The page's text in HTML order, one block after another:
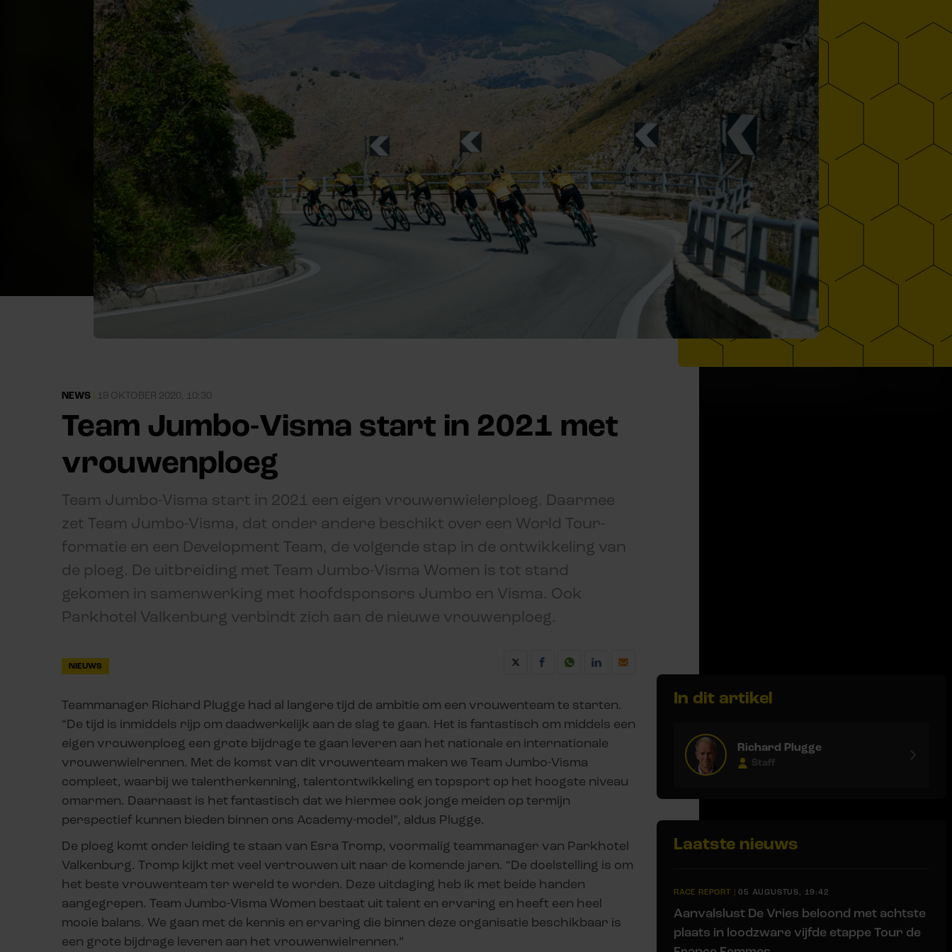
NEWS | 19 OKTOBER 2020, 10:30
Team Jumbo-Visma start in 2021 met
vrouwenploeg
Team Jumbo-Visma start in 2021 een eigen vrouwenwielerploeg. Daarmee
zet Team Jumbo-Visma, dat onder andere beschikt over een World Tour-
formatie en een Development Team, de volgende stap in de ontwikkeling van
de ploeg. De uitbreiding met Team Jumbo-Visma Women is tot stand
gekomen in samenwerking met hoofdsponsors Jumbo en Visma. Ook
Parkhotel Valkenburg verbindt zich aan de nieuwe vrouwenploeg.
NIEUWS
Teammanager Richard Plugge had al langere tijd de ambitie om een vrouwenteam te starten.
“De tijd is inmiddels rijp om daadwerkelijk aan de slag te gaan. Het is fantastisch om middels een
eigen vrouwenploeg een grote bijdrage te gaan leveren aan het nationale en internationale
vrouwenwielrennen. Met de komst van dit vrouwenteam maken we Team Jumbo-Visma
compleet, waarbij we talentherkenning, talentontwikkeling en topsport op het hoogste niveau
omarmen. Daarnaast is het fantastisch dat we hiermee ook jonge meiden op termijn
perspectief kunnen bieden binnen ons Academy-model”, aldus Plugge.
De ploeg komt onder leiding te staan van Esra Tromp, voormalig teammanager van Parkhotel
Valkenburg. Tromp kijkt met veel vertrouwen uit naar de komende jaren. “De doelstelling is om
het beste vrouwenteam ter wereld te worden. Deze uitdaging heb ik met beide handen
aangegrepen. Team Jumbo-Visma Women bestaat uit talent en ervaring en heeft een heel
mooie balans. We gaan met de kennis en ervaring die binnen deze organisatie beschikbaar is
een grote bijdrage leveren aan het vrouwenwielrennen.”
In dit artikel
Richard Plugge
Staff
Laatste nieuws
RACE REPORT |05 AUGUSTUS, 19:42
Aanvalslust De Vries beloond met achtste
plaats in loodzware vijfde etappe Tour de